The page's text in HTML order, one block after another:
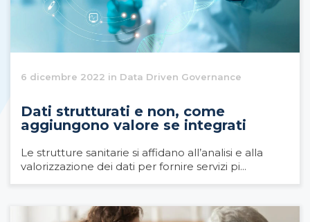
6 dicembre 2022 in Data Driven Governance
Dati strutturati e non, come
aggiungono valore se integrati
Le strutture sanitarie si affidano all’analisi e alla
valorizzazione dei dati per fornire servizi pi...